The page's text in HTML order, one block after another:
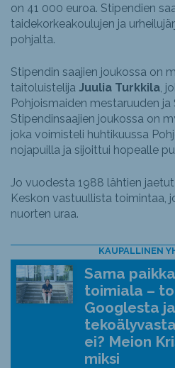
on 41 000 euroa. Stipendien
taidekorkeakoulujen ja
pohjalta.
Stipendin saajien joukossa on
taitoluistelija Juulia Turkkila,
Pohjoismaiden mestaruuden ja
Stipendinsaajien joukossa on
joka voimisteli huhtikuussa
nojapuilla ja sijoittui hopealle
Jo vuodesta 1988 lähtien
Keskon vastuullista toimintaa,
nuorten uraa.
KAUPALLINEN
Sama
toimiala –
Googlesta ja
ei? Meion
miksi